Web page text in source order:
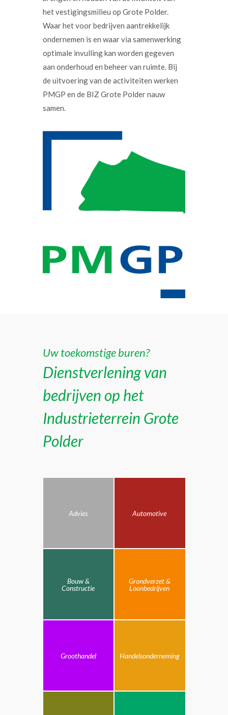
het vestigingsmilieu op Grote Polder.
Waar het voor bedrijven aantrekkelijk
ondernemen is en waar via samenwerking
optimale invulling kan worden gegeven
aan onderhoud en beheer van ruimte. Bij
de uitvoering van de activiteiten werken
PMGP en de BIZ Grote Polder nauw
samen.
Uw toekomstige buren?
Dienstverlening van
bedrijven op het
Industrieterrein Grote
Polder
Advies Automotive
Bouw &
Constructie
Grondverzet &
Loonbedrijven
Groothandel Handelsonderneming